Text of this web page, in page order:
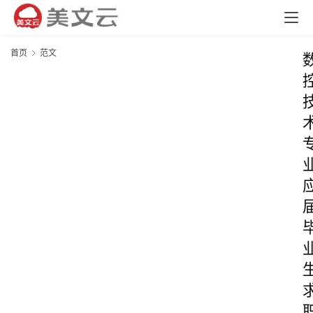
首页 范文